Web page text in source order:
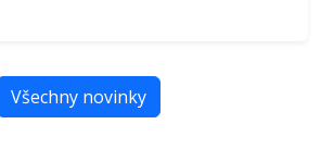
Všechny novinky